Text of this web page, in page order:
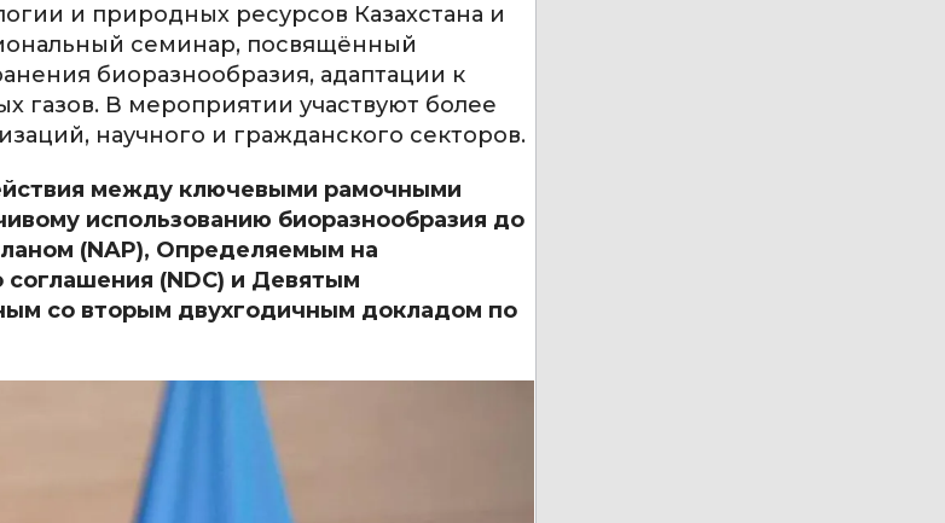
и природных ресурсов Казахстана и
семинар, посвящённый
биоразнообразия, адаптации к
газов. В мероприятии участвуют более
научного и гражданского секторов.
между ключевыми рамочными
использованию биоразнообразия до
(NAP), Определяемым на
(NDC) и Девятым
со вторым двухгодичным докладом по